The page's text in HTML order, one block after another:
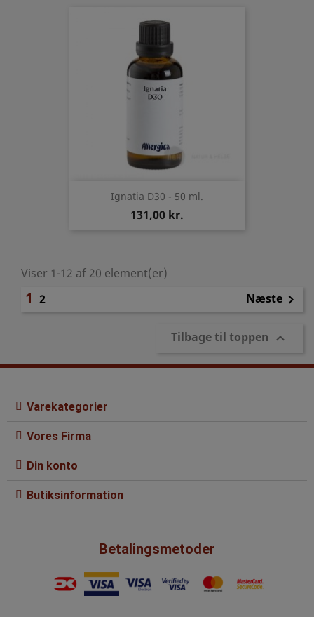
Ignatia D30 - 50 ml.
131,00 kr.
Viser 1-12 af 20 element(er)
1 2 Næste 
Tilbage til toppen 
Varekategorier
Vores Firma
Din konto
Butiksinformation
Betalingsmetoder